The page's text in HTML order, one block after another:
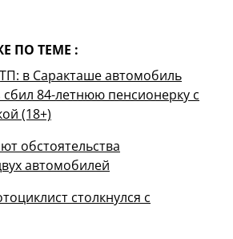
ПО ТЕМЕ :
в Саракташе автомобиль
84-летнюю пенсионерку с
(18+)
обстоятельства
автомобилей
столкнулся с